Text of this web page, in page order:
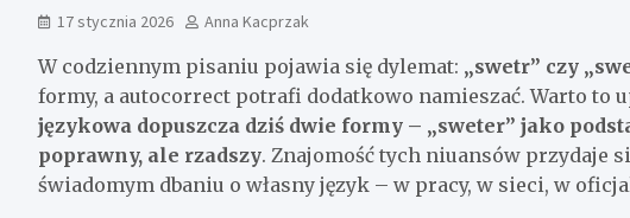
17 stycznia 2026 Anna Kacprzak
W codziennym pisaniu pojawia się dylemat: „swetr” czy
formy, a autocorrect potrafi dodatkowo namieszać. Warto to
językowa dopuszcza dziś dwie formy – „sweter” jako
poprawny, ale rzadszy. Znajomość tych niuansów przydaje
świadomym dbaniu o własny język – w pracy, w sieci, w